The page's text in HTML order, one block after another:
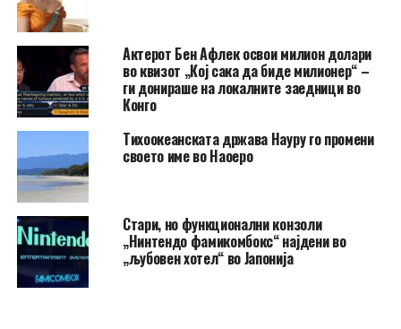
Актерот Бен Афлек освои милион долари
во квизот „Кој сака да биде милионер“ –
ги донираше на локалните заедници во
Конго
Тихоокеанската држава Науру го промени
своето име во Наоеро
Стари, но функционални конзоли
„Нинтендо фамикомбокс“ најдени во
„љубовен хотел“ во Јапонија